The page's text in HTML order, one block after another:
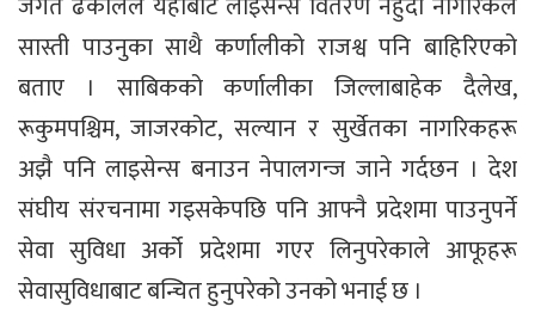
सास्ती पाउनुका साथै कर्णालीको राजश्व पनि बाहिरिएको
बताए । साबिकको कर्णालीका जिल्लाबाहेक दैलेख,
रूकुमपश्चिम, जाजरकोट, सल्यान र सुर्खेतका नागरिकहरू
अझै पनि लाइसेन्स बनाउन नेपालगन्ज जाने गर्दछन । देश
संघीय संरचनामा गइसकेपछि पनि आफ्नै प्रदेशमा पाउनुपर्ने
सेवा सुविधा अर्को प्रदेशमा गएर लिनुपरेकाले आफूहरू
सेवासुविधाबाट बन्चित हुनुपरेको उनको भनाई छ ।